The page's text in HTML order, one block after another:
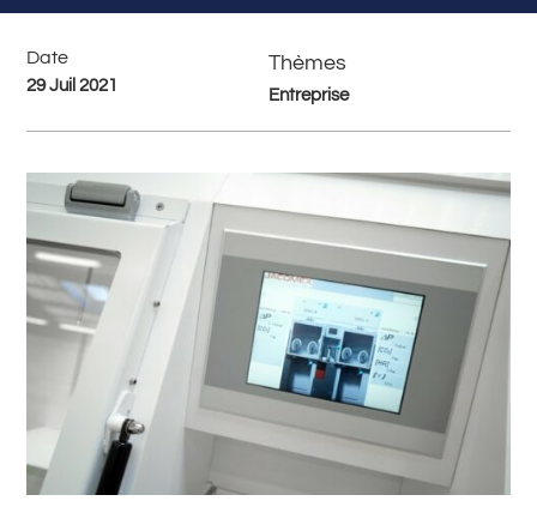
Date
29 Juil 2021
Thèmes
Entreprise
# Retour à toutes les actualités